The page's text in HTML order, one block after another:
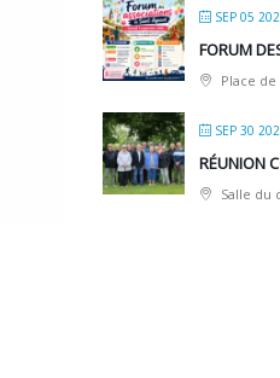
SEP 05
FORUM
Place
SEP 30
RÉUNION
Salle du